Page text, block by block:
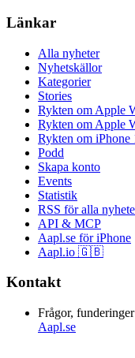
Länkar
Alla nyheter
Nyhetskällor
Kategorier
Stories
Rykten om Apple
Rykten om Apple
Rykten om iPhone
Podd
Skapa konto
Events
Statistik
RSS för alla
API & MCP
Aapl.se för iPhone
Aapl.io 🇬🇧
Kontakt
Frågor,
Aapl.se